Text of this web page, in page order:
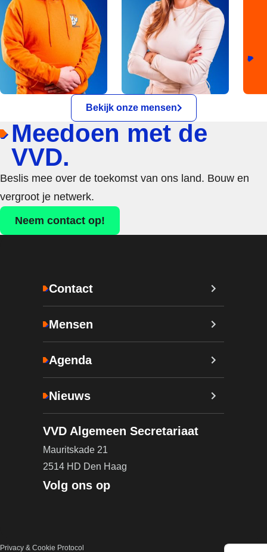
Bekijk onze mensen
Meedoen met de
VVD.
Beslis mee over de toekomst van ons land. Bouw en
vergroot je netwerk.
Neem contact op!
Contact
Mensen
Agenda
Nieuws
VVD Algemeen Secretariaat
Mauritskade 21
2514 HD Den Haag
Volg ons op
Privacy & Cookie Protocol